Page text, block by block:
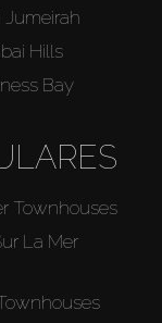
Jumeirah
Hills
Bay
Townhouses
La Mer